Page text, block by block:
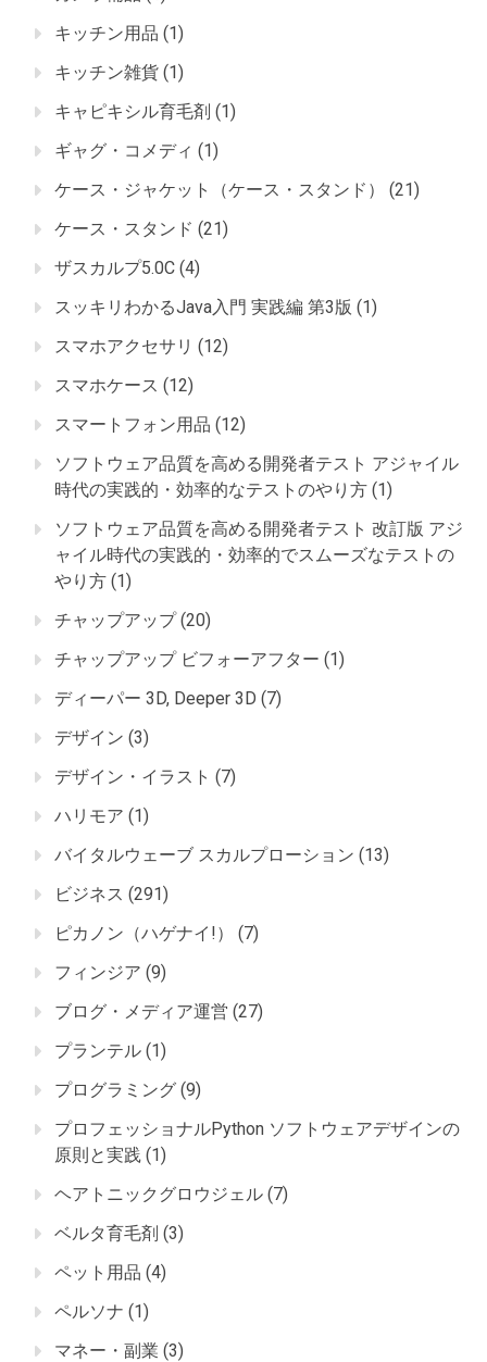
キッチン用品 (1)
キッチン雑貨 (1)
キャピキシル育毛剤 (1)
ギャグ・コメディ (1)
ケース・ジャケット（ケース・スタンド）
(21)
ケース・スタンド (21)
ザスカルプ5.0C (4)
スッキリわかるJava入門 実践編 第3版 (1)
スマホアクセサリ (12)
スマホケース (12)
スマートフォン用品 (12)
ソフトウェア品質を高める開発者テスト アジャイル
時代の実践的・効率的なテストのやり方 (1)
ソフトウェア品質を高める開発者テスト 改訂版 アジ
ャイル時代の実践的・効率的でスムーズなテストの
やり方 (1)
チャップアップ(20)
チャップアップ ビフォーアフター (1)
ディーパー 3D, Deeper 3D (7)
デザイン (3)
デザイン・イラスト (7)
ハリモア (1)
バイタルウェーブ スカルプローション (13)
ビジネス (291)
ピカノン（ハゲナイ!）
(7)
フィンジア (9)
ブログ・メディア運営 (27)
プランテル (1)
プログラミング (9)
プロフェッショナルPython ソフトウェアデザインの
原則と実践 (1)
ヘアトニックグロウジェル (7)
ベルタ育毛剤 (3)
ペット用品 (4)
ペルソナ (1)
マネー・副業 (3)